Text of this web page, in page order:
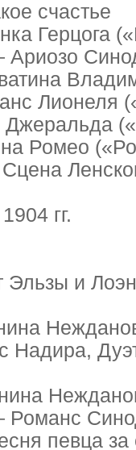
счастье
Герцога
Лионеля
Ромео
гг.
Эльзы и
Надира,
певца